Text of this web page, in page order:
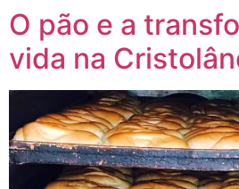
O pão e a
vida na